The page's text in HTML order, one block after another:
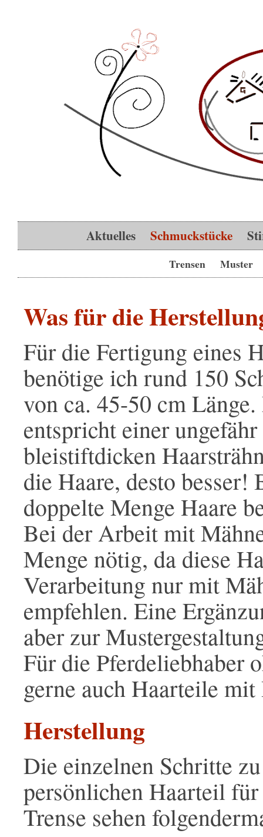
Aktuelles Schmuckstücke
Trensen Muster
Was für die
Für die Fertigung eines
benötige ich rund 150
von ca. 45-50 cm
entspricht einer ungefähr
bleistiftdicken
die Haare, desto
doppelte Menge Haare
Bei der Arbeit mit
Menge nötig, da diese
Verarbeitung nur mit
empfehlen. Eine
aber zur
Für die Pferdeliebhaber
gerne auch Haarteile
Herstellung
Die einzelnen Schritte
persönlichen Haarteil
Trense sehen